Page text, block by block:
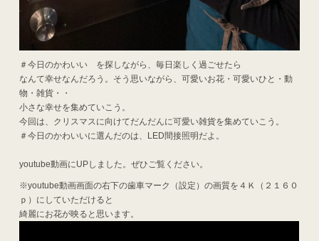
＃今日のかわいい を探しながら、毎日楽しく過ごせたら
なんて幸せなんだろう。そう思いながら、可愛いお花・可愛いひと・動
物・雑貨・・
小さな幸せを集めていこう。
今回は、クリスマスに向けてだんだんに可愛い雑貨を集めていこう。
＃今日のかわいいに選んだのは、LED間接照明だよ。
youtube動画にUPしました。ぜひご覧ください。
※youtube動画画面の右下の歯車マーク（設定）の画質を４Ｋ（２１６０
ｐ）にしていただけると
綺麗にお花が映ると思います。